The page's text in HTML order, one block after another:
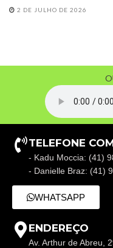
2 DE JULHO DE 2026
TELEFONE
- Kadu Moccia: (41)
- Danielle Braz: (41)
WHATSAPP
ENDEREÇO
Av. Arthur de Abreu,